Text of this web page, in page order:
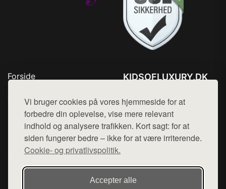
Vi bruger cookies på vores hjemmeside for at
forbedre din oplevelse, vise mere relevant
indhold og analysere trafikken. Kort sagt: for at
siden fungerer bedre – ikke for at være irriterende.
Cookie- og privatlivspolitik.
Accepter alle
Forside
Top Rabatter
Kontakt
KIDSOFLUXURY.DK
Mail: hej@want.dk
Cookie- og privatlivspolitik
Denne side er en del af want.dk, der udgiver en række